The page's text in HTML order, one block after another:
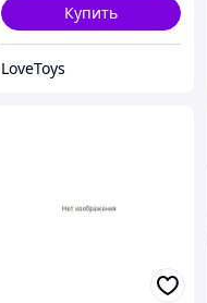
Купить
LoveToys